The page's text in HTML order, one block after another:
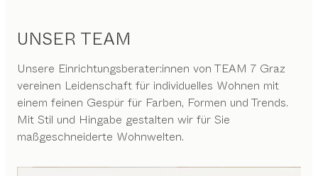
UNSER TEAM
Unsere Einrichtungsberater:innen von TEAM 7 Graz
vereinen Leidenschaft für individuelles Wohnen mit
einem feinen Gespür für Farben, Formen und Trends.
Mit Stil und Hingabe gestalten wir für Sie
maßgeschneiderte Wohnwelten.